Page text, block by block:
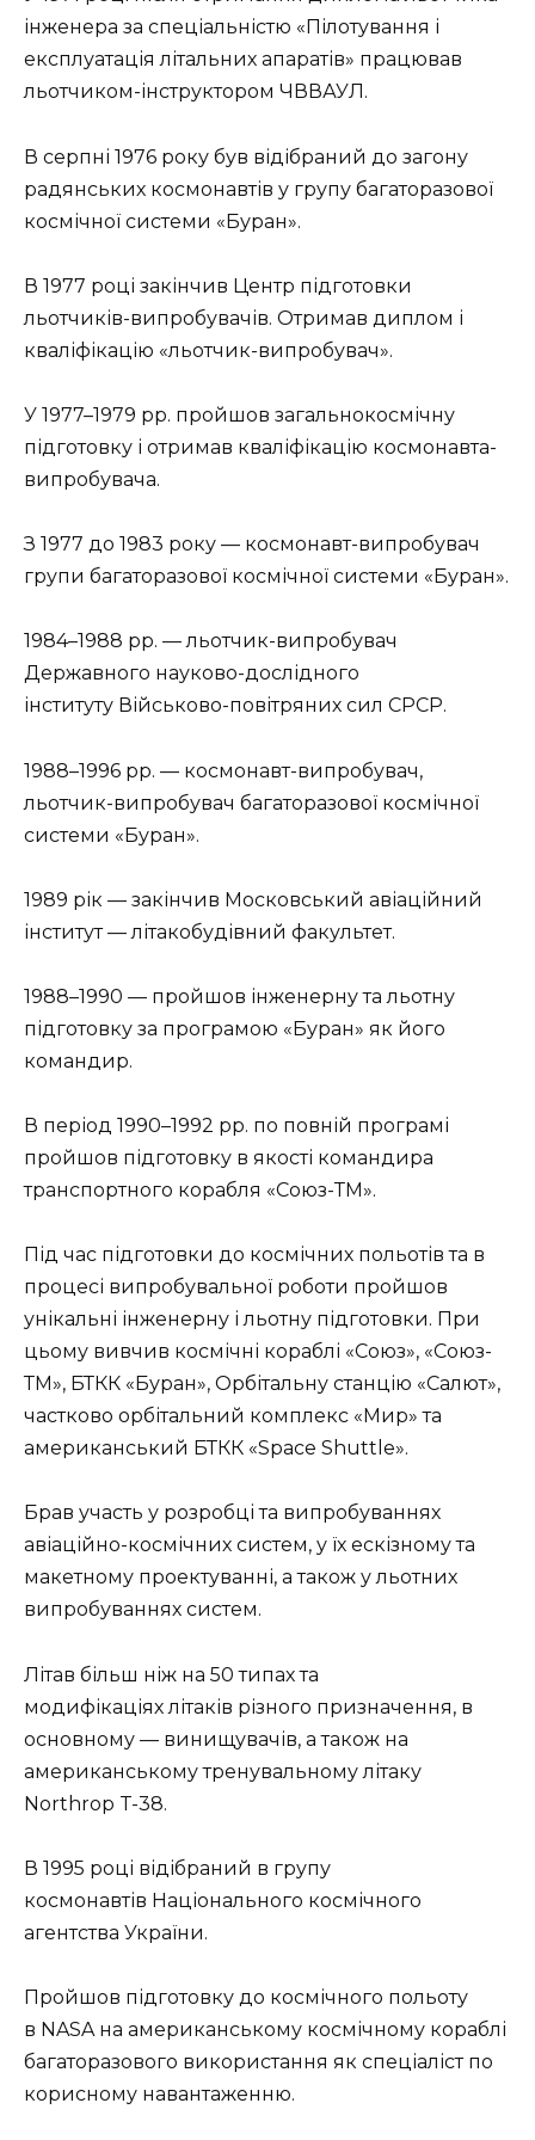
інженера за спеціальністю «Пілотування і
експлуатація літальних апаратів» працював
льотчиком-інструктором ЧВВАУЛ.
В серпні 1976 року був відібраний до загону
радянських космонавтів у групу багаторазової
космічної системи «Буран».
В 1977 році закінчив Центр підготовки
льотчиків-випробувачів. Отримав диплом і
кваліфікацію «льотчик-випробувач».
У 1977–1979 рр. пройшов загальнокосмічну
підготовку і отримав кваліфікацію космонавта-
випробувача.
З 1977 до 1983 року — космонавт-випробувач
групи багаторазової космічної системи «Буран».
1984–1988 рр. — льотчик-випробувач
Державного науково-дослідного
інституту Військово-повітряних сил СРСР.
1988–1996 рр. — космонавт-випробувач,
льотчик-випробувач багаторазової космічної
системи «Буран».
1989 рік — закінчив Московський авіаційний
інститут — літакобудівний факультет.
1988–1990 — пройшов інженерну та льотну
підготовку за програмою «Буран» як його
командир.
В період 1990–1992 рр. по повній програмі
пройшов підготовку в якості командира
транспортного корабля «Союз-ТМ».
Під час підготовки до космічних польотів та в
процесі випробувальної роботи пройшов
унікальні інженерну і льотну підготовки. При
цьому вивчив космічні кораблі «Союз», «Союз-
ТМ», БТКК «Буран», Орбітальну станцію «Салют»,
частково орбітальний комплекс «Мир» та
американський БТКК «Space Shuttle».
Брав участь у розробці та випробуваннях
авіаційно-космічних систем, у їх ескізному та
макетному проектуванні, а також у льотних
випробуваннях систем.
Літав більш ніж на 50 типах та
модифікаціях літаків різного призначення, в
основному — винищувачів, а також на
американському тренувальному літаку
Northrop T-38.
В 1995 році відібраний в групу
космонавтів Національного космічного
агентства України.
Пройшов підготовку до космічного польоту
в NASA на американському космічному кораблі
багаторазового використання як спеціаліст по
корисному навантаженню.